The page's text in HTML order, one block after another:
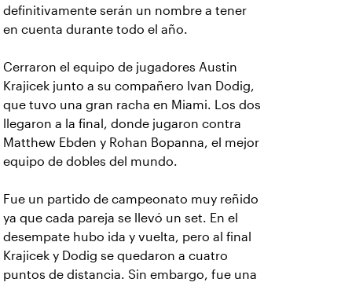
definitivamente serán un nombre a tener
en cuenta durante todo el año.
Cerraron el equipo de jugadores Austin
Krajicek junto a su compañero Ivan Dodig,
que tuvo una gran racha en Miami. Los dos
llegaron a la final, donde jugaron contra
Matthew Ebden y Rohan Bopanna, el mejor
equipo de dobles del mundo.
Fue un partido de campeonato muy reñido
ya que cada pareja se llevó un set. En el
desempate hubo ida y vuelta, pero al final
Krajicek y Dodig se quedaron a cuatro
puntos de distancia. Sin embargo, fue una